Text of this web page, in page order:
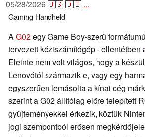
05/28/2026🇺🇸🇩🇪 ...
Gaming Handheld
AG02egy Game Boy-szerű
tervezett kéziszámítógép - ellentétben
Eleinte nem volt világos, hogy a
Lenovótól származik-e, vagy egy
egyszerűen lemásolta a kínai cég
szerint a G02 állítólag előre telepített
gyűjteményekkel érkezik, köztük
jogi szempontból erősen